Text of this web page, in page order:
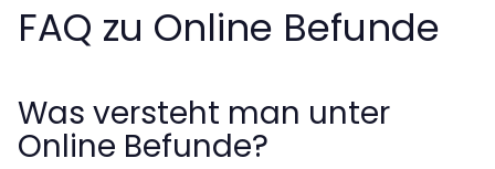
FAQ zu Online Befunde
Was versteht man unter
Online Befunde?